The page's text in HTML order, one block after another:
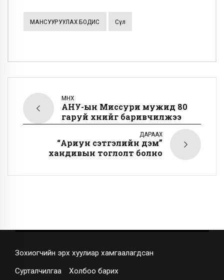
МАНСУУРУУЛАХ БОДИС Сөүл
ӨМНӨХ
АНУ-ын Миссури мужид 80
гаруй хүнийг баривчилжээ
ДАРААХ
“Ариун сэтгэлийн дэм”
хандивын тоглолт болно
Зохиогчийн эрх хуулиар хамгаалагдсан
Сурталчилгаа Холбоо барих